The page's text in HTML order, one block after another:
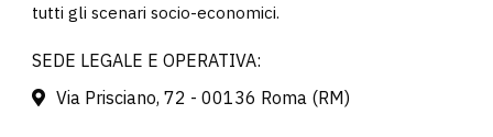
tutti gli scenari socio-economici.
SEDE LEGALE E OPERATIVA:
Via Prisciano, 72 - 00136 Roma (RM)